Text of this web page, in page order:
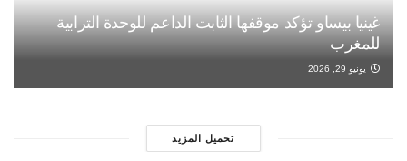
غينيا بيساو تؤكد موقفها الثابت الداعم للوحدة الترابية
للمغرب
يونيو 29, 2026
تحميل المزيد